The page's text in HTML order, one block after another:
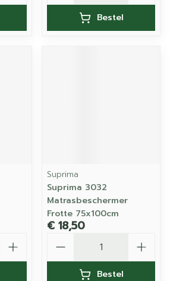
Bestel
Suprima
Suprima 3032
Matrasbeschermer
Frotte 75x100cm
€ 18,50
Bestel